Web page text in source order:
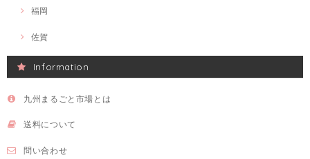
福岡
佐賀
Information
九州まるごと市場とは
送料について
問い合わせ